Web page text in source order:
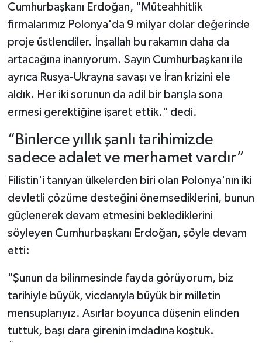
Cumhurbaşkanı Erdoğan, "Müteahhitlik
firmalarımız Polonya'da 9 milyar dolar değerinde
proje üstlendiler. İnşallah bu rakamın daha da
artacağına inanıyorum. Sayın Cumhurbaşkanı ile
ayrıca Rusya-Ukrayna savaşı ve İran krizini ele
aldık. Her iki sorunun da adil bir barışla sona
ermesi gerektiğine işaret ettik." dedi.
“Binlerce yıllık şanlı tarihimizde
sadece adalet ve merhamet vardır”
Filistin'i tanıyan ülkelerden biri olan Polonya'nın iki
devletli çözüme desteğini önemsediklerini, bunun
güçlenerek devam etmesini beklediklerini
söyleyen Cumhurbaşkanı Erdoğan, şöyle devam
etti:
"Şunun da bilinmesinde fayda görüyorum, biz
tarihiyle büyük, vicdanıyla büyük bir milletin
mensuplarıyız. Asırlar boyunca düşenin elinden
tuttuk, başı dara girenin imdadına koştuk.